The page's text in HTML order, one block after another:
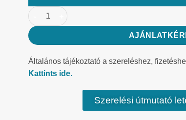
Általános tájékoztató a szereléshez,
Kattints ide.
Szerelési útmutató